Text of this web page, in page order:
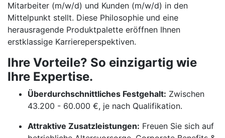
Mitarbeiter (m/w/d) und Kunden (m/w/d) in den
Mittelpunkt stellt. Diese Philosophie und eine
herausragende Produktpalette eröffnen Ihnen
erstklassige Karriereperspektiven.
Ihre Vorteile? So einzigartig wie
Ihre Expertise.
Überdurchschnittliches Festgehalt: Zwischen
43.200 - 60.000 €, je nach Qualifikation.
Attraktive Zusatzleistungen: Freuen Sie sich auf